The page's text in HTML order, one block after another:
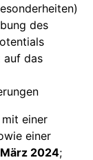
des
auf das
einer
einer
März 2024;